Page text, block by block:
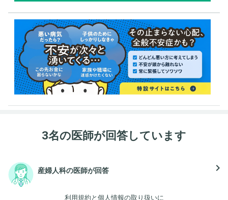
3名の医師が回答しています
産婦人科の医師が回答 navigate_next
利用規約 と 個人情報の取り扱いに